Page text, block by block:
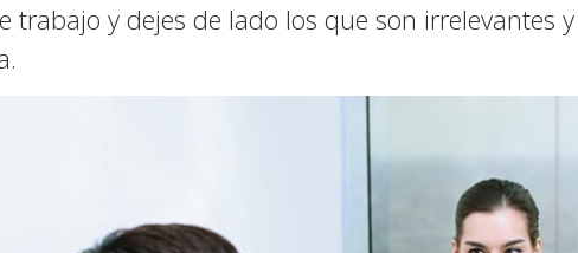
trabajo y dejes de lado los que son irrelevantes